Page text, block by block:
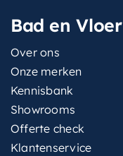
Bad en Vloer
Over ons
Onze merken
Kennisbank
Showrooms
Offerte check
Klantenservice